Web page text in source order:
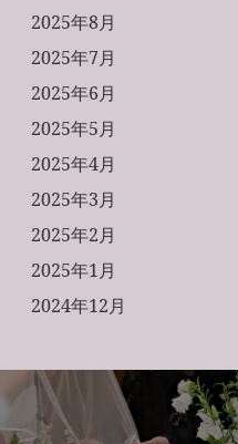
2025年8月
2025年7月
2025年6月
2025年5月
2025年4月
2025年3月
2025年2月
2025年1月
2024年12月